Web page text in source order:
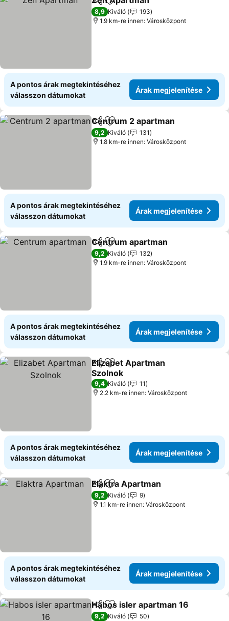
Megosztás
Hozzáadás a kedvencekhez
8,9 Kiváló
193
1.9 km-re innen: Városközpont
A pontos árak megtekintéséhez
válasszon dátumokat
Árak megjelenítése
Megosztás
Hozzáadás a kedvencekhez
Centrum 2 apartman
9,2 Kiváló
131
1.8 km-re innen: Városközpont
A pontos árak megtekintéséhez
válasszon dátumokat
Árak megjelenítése
Megosztás
Hozzáadás a kedvencekhez
Centrum apartman
9,2 Kiváló
132
1.9 km-re innen: Városközpont
A pontos árak megtekintéséhez
válasszon dátumokat
Árak megjelenítése
Megosztás
Hozzáadás a kedvencekhez
Elizabet Apartman
Szolnok
Árak megjelenítése
9,4 Kiváló
11
2.2 km-re innen: Városközpont
A pontos árak megtekintéséhez
válasszon dátumokat
Árak megjelenítése
Megosztás
Hozzáadás a kedvencekhez
Elaktra Apartman
9,2 Kiváló
9
1.1 km-re innen: Városközpont
A pontos árak megtekintéséhez
válasszon dátumokat
Árak megjelenítése
Megosztás
Hozzáadás a kedvencekhez
Habos isler apartman 16
9,2 Kiváló
50